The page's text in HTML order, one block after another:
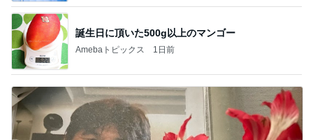
誕生日に頂いた500g以上のマンゴー
Amebaトピックス 1日前